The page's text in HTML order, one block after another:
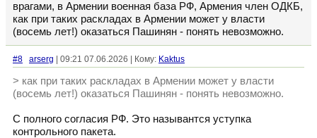
врагами, в Армении военная база РФ, Армения член ОДКБ,
как при таких раскладах в Армении может у власти
(восемь лет!) оказаться Пашинян - понять невозможно.
#8 arserg | 09:21 07.06.2026 | Кому: Kaktus
> как при таких раскладах в Армении может у власти
(восемь лет!) оказаться Пашинян - понять невозможно.
С полного согласия РФ. Это назывантся уступка
контрольного пакета.